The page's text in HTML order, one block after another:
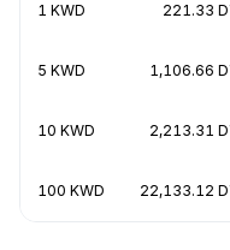
1 KWD 221.33
5 KWD 1,106.66
10 KWD 2,213.31
100 KWD 22,133.12